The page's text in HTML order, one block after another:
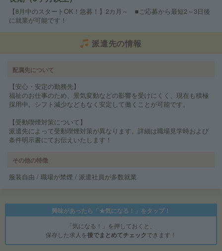
【8月中のスタートOK！急募！】2カ月～ ■ご応募から最短2～3日後
に就業が可能です！
派遣先の情報
配属先について
【安心・安定の勤務先】
福祉のお仕事のため、景気変動などの影響を受けにくく、現在も積極
採用中。シフト減少などもなく安定して働くことが可能です。
【受動喫煙対策について】
派遣先によって受動喫煙対策が異なります。詳細は職場見学時および
条件明示書にてお伝えいたします！
その他の特徴
服装自由 / 職場が禁煙 / 派遣社員が多数就業
興味があったら「★気になる！」をタップ！
「気になる！」を押しておくと、
保存した求人を後でまとめてチェックできます！